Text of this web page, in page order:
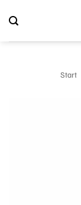
Inhalt
springen
Start